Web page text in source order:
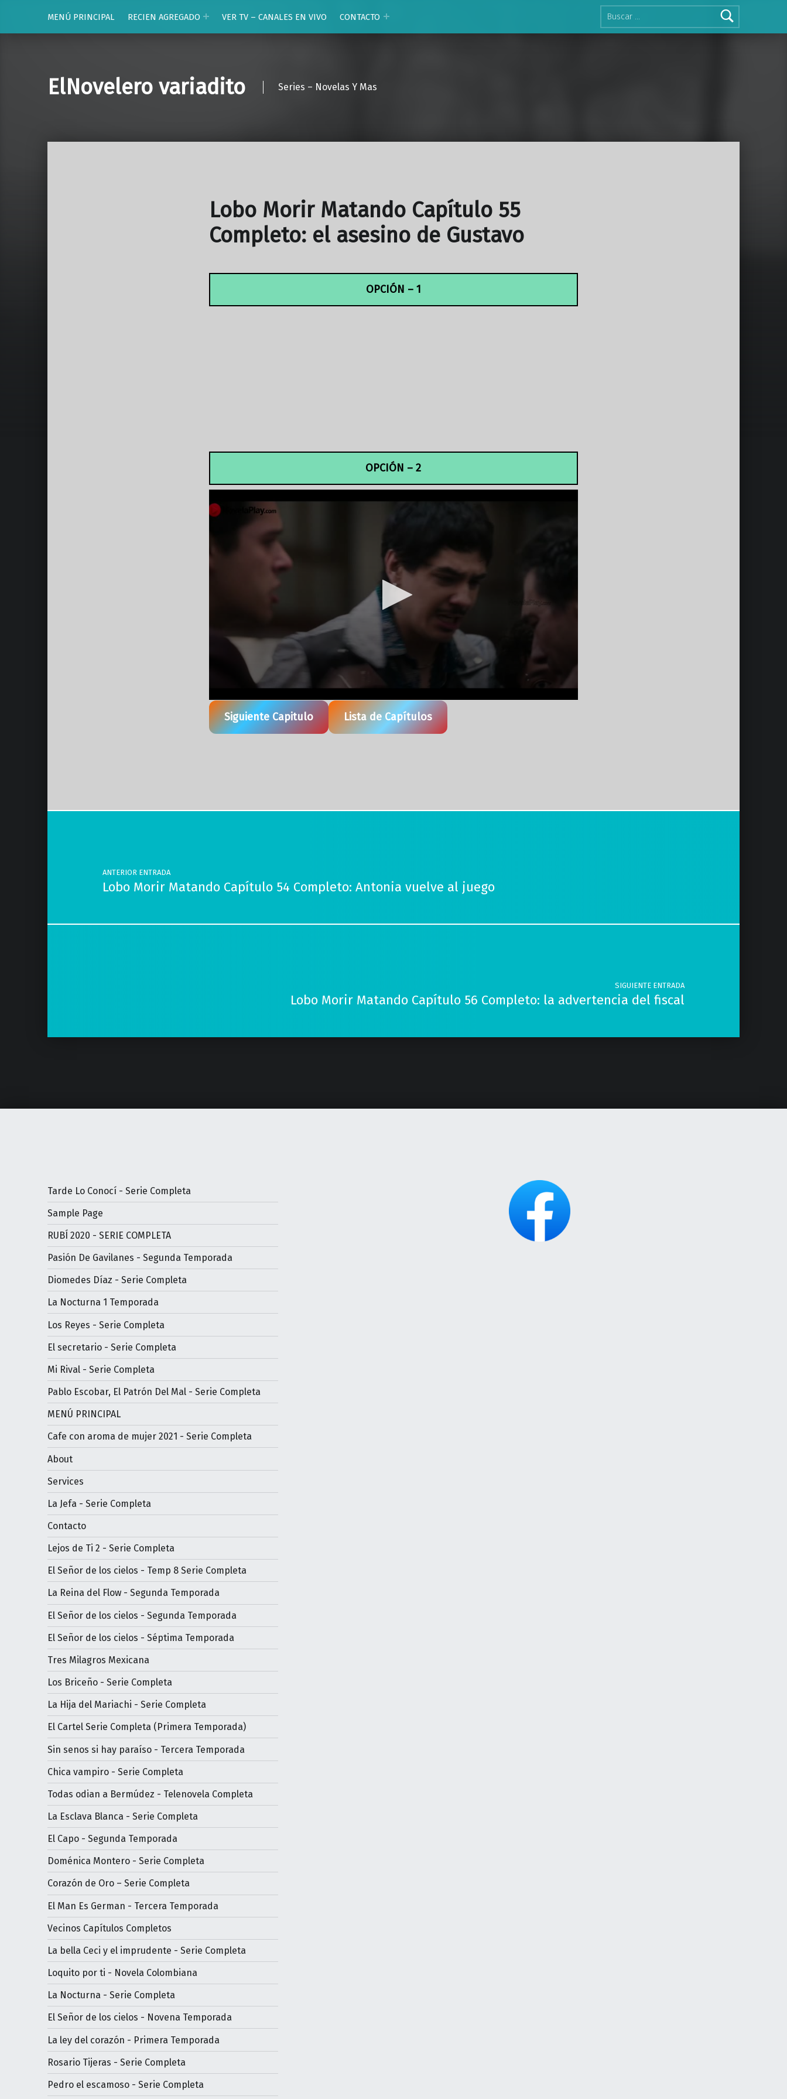
Buscar:
MENÚ PRINCIPAL
RECIEN AGREGADO VER TV – CANALES EN VIVO CONTACTO
ElNovelero variadito Series – Novelas Y Mas
Lobo Morir Matando Capítulo 55
Completo: el asesino de Gustavo
OPCIÓN – 1
OPCIÓN – 2
Siguiente Capitulo Lista de Capítulos
Navegación de entradas
ANTERIOR ENTRADA
Lobo Morir Matando Capítulo 54 Completo: Antonia vuelve al juego
SIGUIENTE ENTRADA
Lobo Morir Matando Capítulo 56 Completo: la advertencia del fiscal
Tarde Lo Conocí - Serie Completa
Sample Page
RUBÍ 2020 - SERIE COMPLETA
Pasión De Gavilanes - Segunda Temporada
Diomedes Díaz - Serie Completa
La Nocturna 1 Temporada
Los Reyes - Serie Completa
El secretario - Serie Completa
Mi Rival - Serie Completa
Pablo Escobar, El Patrón Del Mal - Serie Completa
MENÚ PRINCIPAL
Cafe con aroma de mujer 2021 - Serie Completa
About
Services
La Jefa - Serie Completa
Contacto
Lejos de Ti 2 - Serie Completa
El Señor de los cielos - Temp 8 Serie Completa
La Reina del Flow - Segunda Temporada
El Señor de los cielos - Segunda Temporada
El Señor de los cielos - Séptima Temporada
Tres Milagros Mexicana
Los Briceño - Serie Completa
La Hija del Mariachi - Serie Completa
El Cartel Serie Completa (Primera Temporada)
Sin senos si hay paraíso - Tercera Temporada
Chica vampiro - Serie Completa
Todas odian a Bermúdez - Telenovela Completa
La Esclava Blanca - Serie Completa
El Capo - Segunda Temporada
Doménica Montero - Serie Completa
Corazón de Oro – Serie Completa
El Man Es German - Tercera Temporada
Vecinos Capítulos Completos
La bella Ceci y el imprudente - Serie Completa
Loquito por ti - Novela Colombiana
La Nocturna - Serie Completa
El Señor de los cielos - Novena Temporada
La ley del corazón - Primera Temporada
Rosario Tijeras - Serie Completa
Pedro el escamoso - Serie Completa